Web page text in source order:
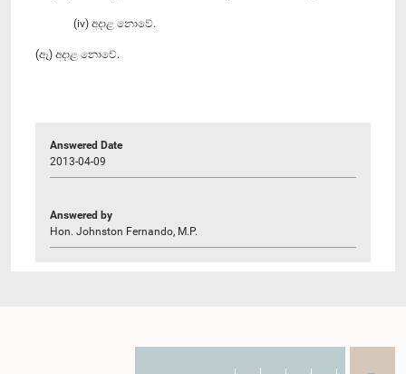
(iv) අදාළ නොවේ.
(ඈ) අදාළ නොවේ.
Answered Date
2013-04-09
Answered by
Hon. Johnston Fernando, M.P.